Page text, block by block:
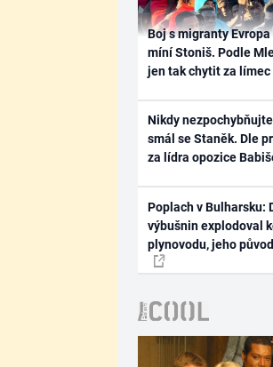
Boj s migranty
míní Stoniš. Podle
jen tak chytit za límec
Nikdy
smál se Staněk. Dle
za lídra opozice
Poplach v Bulharsku:
výbušnin explodoval
plynovodu, jeho